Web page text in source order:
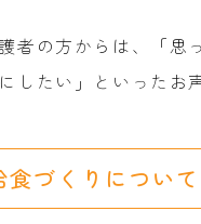
者の方からは、「
したい」といったお
食づくりについ